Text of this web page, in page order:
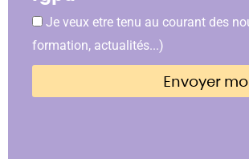
Je veux etre tenu au courant des
formation, actualités...)
Envoyer